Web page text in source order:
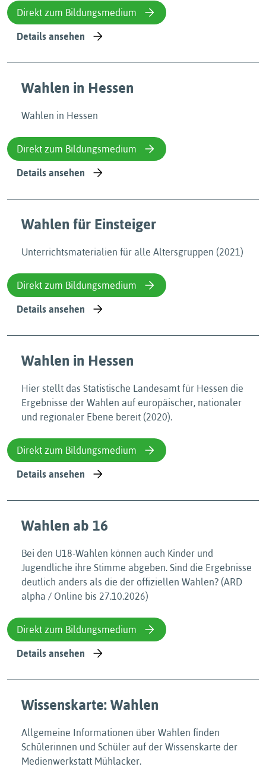
Direkt zum Bildungsmedium
Details ansehen
Wahlen in Hessen
Wahlen in Hessen
Direkt zum Bildungsmedium
Details ansehen
Wahlen für Einsteiger
Unterrichtsmaterialien für alle Altersgruppen (2021)
Direkt zum Bildungsmedium
Details ansehen
Wahlen in Hessen
Hier stellt das Statistische Landesamt für Hessen die
Ergebnisse der Wahlen auf europäischer, nationaler
und regionaler Ebene bereit (2020).
Direkt zum Bildungsmedium
Details ansehen
Wahlen ab 16
Bei den U18-Wahlen können auch Kinder und
Jugendliche ihre Stimme abgeben. Sind die Ergebnisse
deutlich anders als die der offiziellen Wahlen? (ARD
alpha / Online bis 27.10.2026)
Direkt zum Bildungsmedium
Details ansehen
Wissenskarte: Wahlen
Allgemeine Informationen über Wahlen finden
Schülerinnen und Schüler auf der Wissenskarte der
Medienwerkstatt Mühlacker.